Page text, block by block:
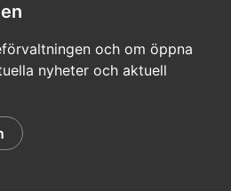
och om öppna
nyheter och aktuell